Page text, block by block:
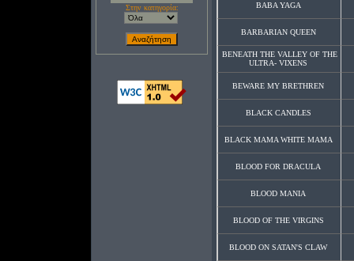
Στην κατηγορία: BABA YAGA
BARBARIAN QUEEN
BENEATH THE VALLEY OF THE
ULTRA- VIXENS
BEWARE MY BRETHREN
BLACK CANDLES
BLACK MAMA WHITE MAMA
BLOOD FOR DRACULA
BLOOD MANIA
BLOOD OF THE VIRGINS
BLOOD ON SATAN'S CLAW